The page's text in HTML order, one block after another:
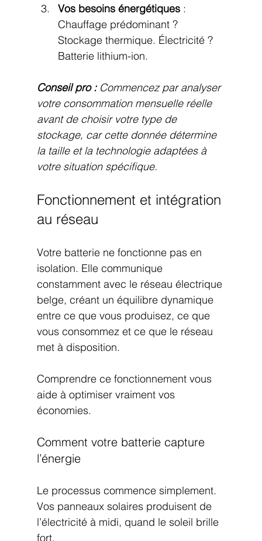
Vos besoins énergétiques :
Chauffage prédominant ?
Stockage thermique. Électricité ?
Batterie lithium-ion.
Conseil pro : Commencez par analyser
votre consommation mensuelle réelle
avant de choisir votre type de
stockage, car cette donnée détermine
la taille et la technologie adaptées à
votre situation spécifique.
Fonctionnement et intégration
au réseau
Votre batterie ne fonctionne pas en
isolation. Elle communique
constamment avec le réseau électrique
belge, créant un équilibre dynamique
entre ce que vous produisez, ce que
vous consommez et ce que le réseau
met à disposition.
Comprendre ce fonctionnement vous
aide à optimiser vraiment vos
économies.
Comment votre batterie capture
l’énergie
Le processus commence simplement.
Vos panneaux solaires produisent de
l’électricité à midi, quand le soleil brille
fort.